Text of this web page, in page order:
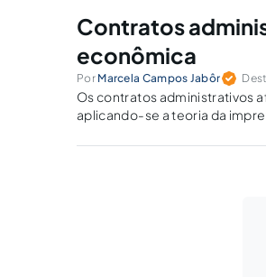
Contratos
econômica
Por Marcela Campos Jabôr
Os contratos administrativos
aplicando-se a teoria da